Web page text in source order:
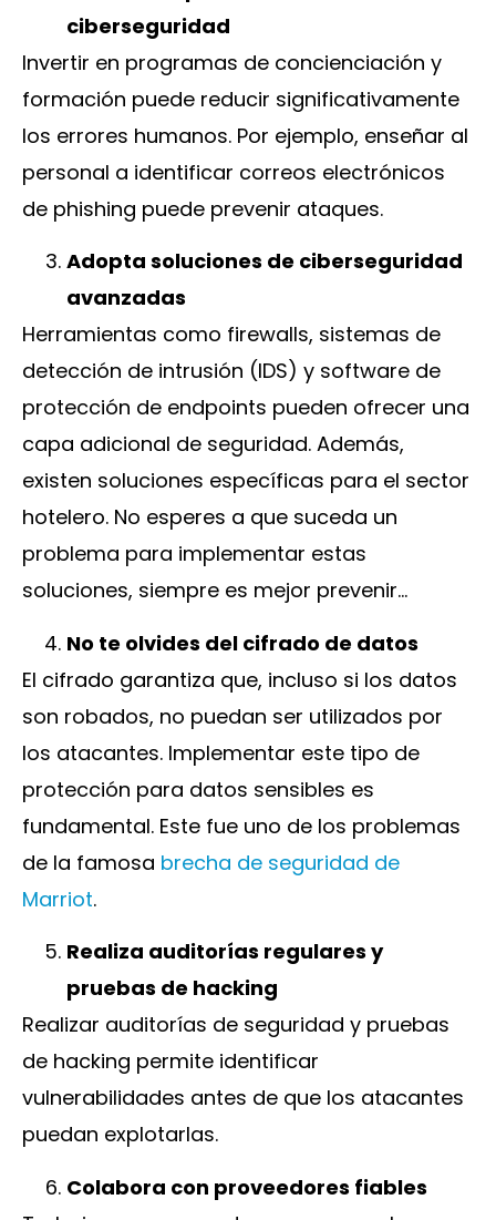
ciberseguridad
Invertir en programas de concienciación y
formación puede reducir significativamente
los errores humanos. Por ejemplo, enseñar al
personal a identificar correos electrónicos
de phishing puede prevenir ataques.
Adopta soluciones de ciberseguridad
avanzadas
Herramientas como firewalls, sistemas de
detección de intrusión (IDS) y software de
protección de endpoints pueden ofrecer una
capa adicional de seguridad. Además,
existen soluciones específicas para el sector
hotelero. No esperes a que suceda un
problema para implementar estas
soluciones, siempre es mejor prevenir…
No te olvides del cifrado de datos
El cifrado garantiza que, incluso si los datos
son robados, no puedan ser utilizados por
los atacantes. Implementar este tipo de
protección para datos sensibles es
fundamental. Este fue uno de los problemas
de la famosa brecha de seguridad de
Marriot.
Realiza auditorías regulares y
pruebas de hacking
Realizar auditorías de seguridad y pruebas
de hacking permite identificar
vulnerabilidades antes de que los atacantes
puedan explotarlas.
Colabora con proveedores fiables